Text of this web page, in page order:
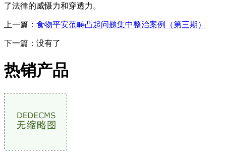
了法律的威慑力和穿透力。
上一篇： 食物平安范畴凸起问题集中整治案例（第三期）
下一篇：没有了
热销产品